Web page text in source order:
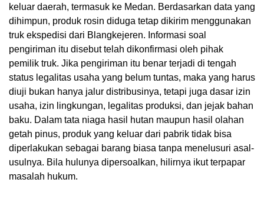
keluar daerah, termasuk ke Medan. Berdasarkan data yang
dihimpun, produk rosin diduga tetap dikirim menggunakan
truk ekspedisi dari Blangkejeren. Informasi soal
pengiriman itu disebut telah dikonfirmasi oleh pihak
pemilik truk. Jika pengiriman itu benar terjadi di tengah
status legalitas usaha yang belum tuntas, maka yang harus
diuji bukan hanya jalur distribusinya, tetapi juga dasar izin
usaha, izin lingkungan, legalitas produksi, dan jejak bahan
baku. Dalam tata niaga hasil hutan maupun hasil olahan
getah pinus, produk yang keluar dari pabrik tidak bisa
diperlakukan sebagai barang biasa tanpa menelusuri asal-
usulnya. Bila hulunya dipersoalkan, hilirnya ikut terpapar
masalah hukum.